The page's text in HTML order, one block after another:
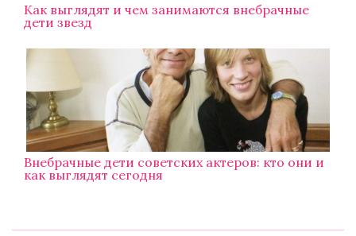
Как выглядят и чем занимаются внебрачные
дети звезд
Внебрачные дети советских актеров: кто они и
как выглядят сегодня